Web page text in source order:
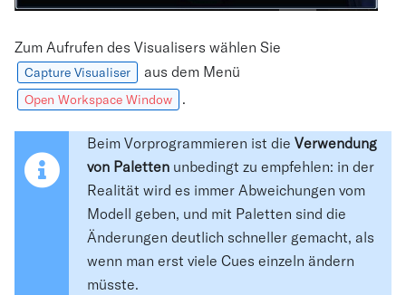
Zum Aufrufen des Visualisers wählen Sie
Capture Visualiser aus dem Menü
Open Workspace Window .
Beim Vorprogrammieren ist die Verwendung
von Paletten unbedingt zu empfehlen: in der
Realität wird es immer Abweichungen vom
Modell geben, und mit Paletten sind die
Änderungen deutlich schneller gemacht, als
wenn man erst viele Cues einzeln ändern
müsste.